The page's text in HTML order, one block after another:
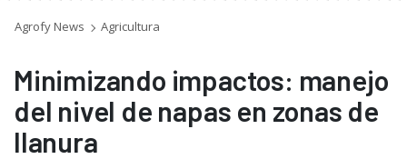
Agrofy News Agricultura
Minimizando impactos: manejo
del nivel de napas en zonas de
llanura